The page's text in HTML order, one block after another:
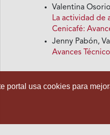
Valentina
La actividad de
Cenicafé:
Jenny Pabón,
Avances
portal usa cookies para